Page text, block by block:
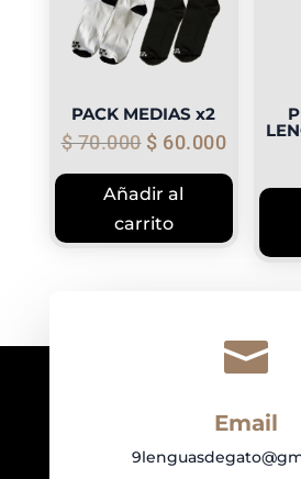
PACK MEDIAS x2
$70.000 El
original
$ 70.000.
$ 60.000El
actual
$ 60.000.
Añadir al
carrito

Email